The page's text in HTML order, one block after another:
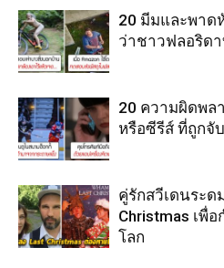
20 มีมและพาด
ว่าชาวฟลอริด
20 ความผิดพล
หรือซีรีส์ ที่ถูกจั
คู่รักสวีเดนระด
Christmas เพื่
โลก